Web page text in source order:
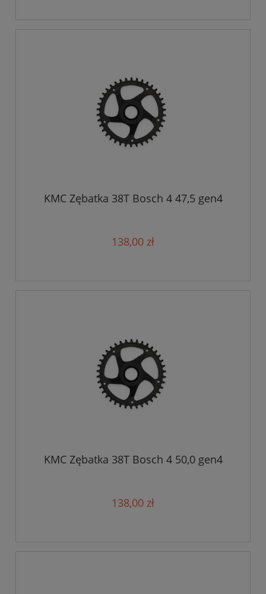
KMC Zębatka 38T Bosch 4 47,5 gen4
138,00 zł
KMC Zębatka 38T Bosch 4 50,0 gen4
138,00 zł